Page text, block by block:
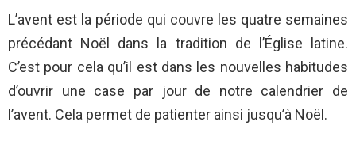
L’avent est la période qui couvre les quatre semaines
précédant Noël dans la tradition de l’Église latine.
C’est pour cela qu’il est dans les nouvelles habitudes
d’ouvrir une case par jour de notre calendrier de
l’avent. Cela permet de patienter ainsi jusqu’à Noël.